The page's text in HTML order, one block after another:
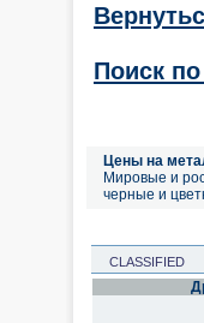
Поиск
Цены на
Мировые и
черные и
CLASSIFIED